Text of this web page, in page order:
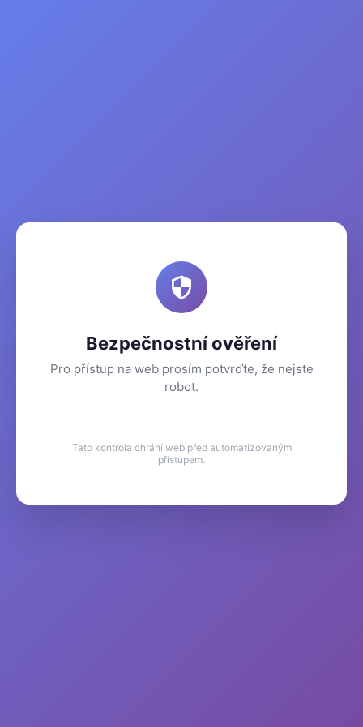
Bezpečnostní ověření
Pro přístup na web prosím potvrďte, že nejste
robot.
Tato kontrola chrání web před automatizovaným
přístupem.